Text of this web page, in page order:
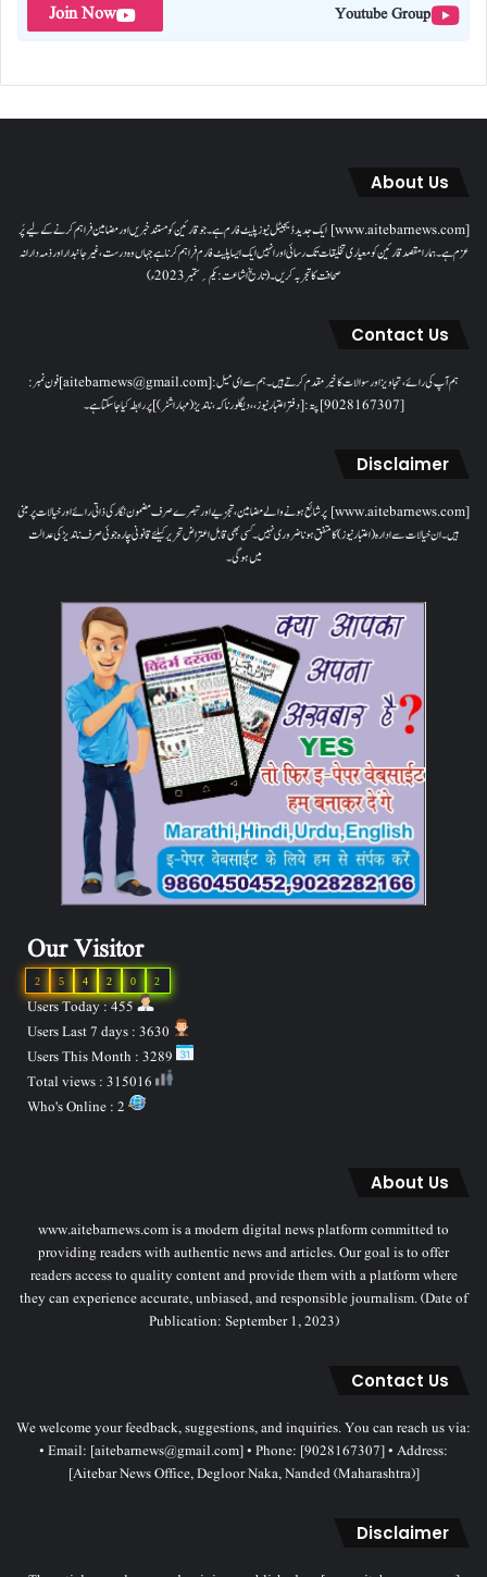
Youtube Group
Join Now
About Us
[www.aitebarnews.com] ایک جدید ڈیجیٹل نیوز پلیٹ فارم ہے۔ جو قارئین کو مستند خبریں اور مضامین فراہم کرنے کے لیے پُر
عزم ہے۔ ہمارا مقصدقارئین کو معیاری تخلیقات تک رسائی اور انہیں ایک ایسا پلیٹ فارم فراہم کرنا ہے جہاں وہ درست، غیر جانبدار اور ذمہ دارانہ
صحافت کا تجربہ کریں۔( تاریخ اشاعت : یکم؍ ستمبر 2023ء)
Contact Us
ہم آپ کی رائے، تجاویز اور سوالات کا خیرمقدم کرتے ہیں۔ ہم سےای میل: [aitebarnews@gmail.com]فون نمبر:
[9028167307]پتہ: [دفتر اعتبار نیوز، ، دیگلور ناکہ، ناندیڑ(مہاراشٹر) ] پر رابطہ کیا جاسکتا ہے۔
Disclaimer
[www.aitebarnews.com] پر شائع ہونے والے مضامین، تجزیے اور تبصرے صرف مضمون نگار کی ذاتی رائے اور خیالات پر مبنی
ہیں۔ ان خیالات سے ادارہ (اعتبار نیوز) کا متفق ہونا ضروری نہیں۔ کسی بھی قابل اعتراض تحریر کیلئے قانونی چارہ جوئی صرف ناندیڑ کی عدالت
میں ہوگی۔
Our Visitor
2
0
2
4
5
2
Users Today : 455
About Us
www.aitebarnews.com is a modern digital news platform committed to
providing readers with authentic news and articles. Our goal is to offer
readers access to quality content and provide them with a platform where
they can experience accurate, unbiased, and responsible journalism. (Date of
Publication: September 1, 2023)
Contact Us
We welcome your feedback, suggestions, and inquiries. You can reach us via:
• Email: [aitebarnews@gmail.com] • Phone: [9028167307] • Address:
[Aitebar News Office, Degloor Naka, Nanded (Maharashtra)]
Disclaimer